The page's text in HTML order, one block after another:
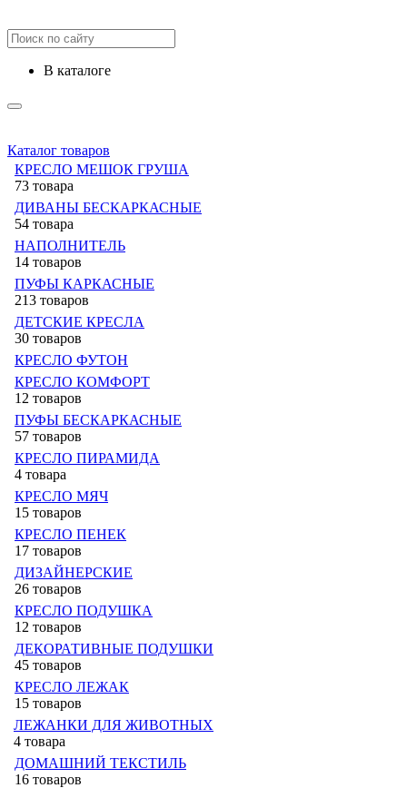
в каталоге
Каталог товаров
КРЕСЛО МЕШОК ГРУША
73 товара
ДИВАНЫ БЕСКАРКАСНЫЕ
54 товара
НАПОЛНИТЕЛЬ
14 товаров
ПУФЫ КАРКАСНЫЕ
213 товаров
ДЕТСКИЕ КРЕСЛА
30 товаров
КРЕСЛО ФУТОН
КРЕСЛО КОМФОРТ
12 товаров
ПУФЫ БЕСКАРКАСНЫЕ
57 товаров
КРЕСЛО ПИРАМИДА
4 товара
КРЕСЛО МЯЧ
15 товаров
КРЕСЛО ПЕНЕК
17 товаров
ДИЗАЙНЕРСКИЕ
26 товаров
КРЕСЛО ПОДУШКА
12 товаров
ДЕКОРАТИВНЫЕ ПОДУШКИ
45 товаров
КРЕСЛО ЛЕЖАК
15 товаров
ЛЕЖАНКИ ДЛЯ ЖИВОТНЫХ
4 товара
ДОМАШНИЙ ТЕКСТИЛЬ
16 товаров